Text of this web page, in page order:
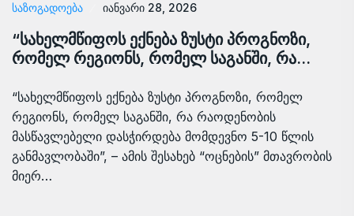
ᲡᲐᲖᲝᲒᲐᲓᲝᲔᲑᲐ იანვარი 28, 2026
“სახელმწიფოს ექნება ზუსტი პროგნოზი,
რომელ რეგიონს, რომელ საგანში, რა…
“სახელმწიფოს ექნება ზუსტი პროგნოზი, რომელ
რეგიონს, რომელ საგანში, რა რაოდენობის
მასწავლებელი დასჭირდება მომდევნო 5-10 წლის
განმავლობაში”, – ამის შესახებ “ოცნების” მთავრობის
მიერ…